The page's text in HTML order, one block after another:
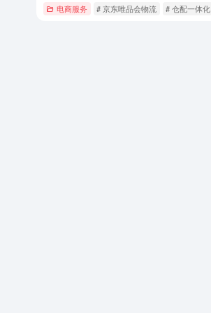
电商服务 # 京东唯品会物流 # 仓配一体化